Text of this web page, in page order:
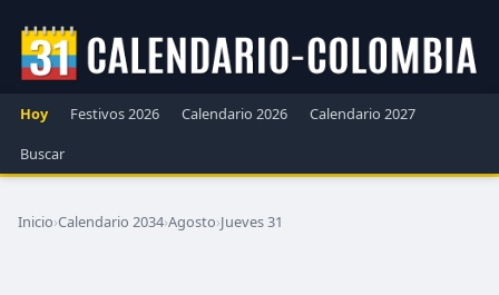
Hoy Festivos 2026 Calendario 2026
Calendario 2027
Buscar
Inicio›Calendario 2034›Agosto›Jueves 31